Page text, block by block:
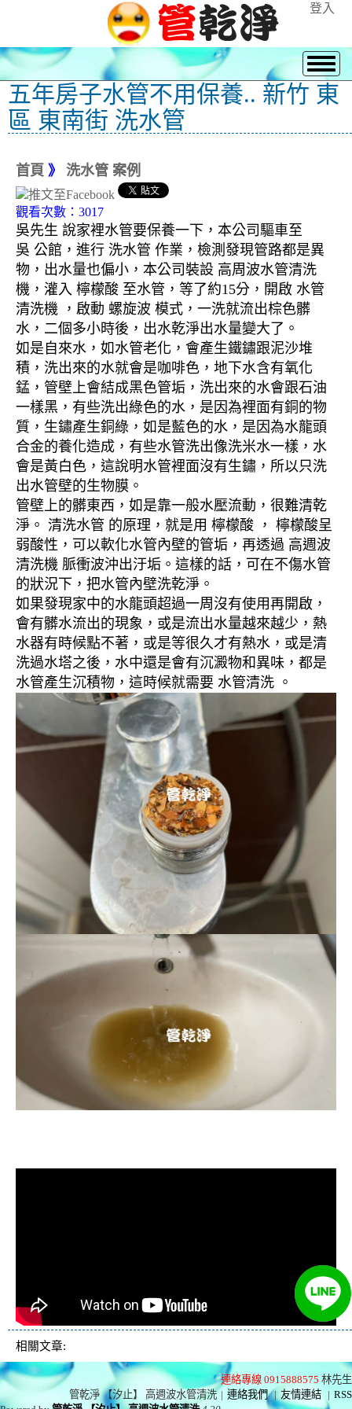
登入
五年房子水管不用保養.. 新竹 東
區 東南街 洗水管
首頁 》 洗水管 案例
觀看次數：3017
吳先生 說家裡水管要保養一下，本公司驅車至
吳 公館，進行 洗水管 作業，檢測發現管路都是異
物，出水量也偏小，本公司裝設 高周波水管清洗
機，灌入 檸檬酸 至水管，等了約15分，開啟 水管
清洗機 ，啟動 螺旋波 模式，一洗就流出棕色髒
水，二個多小時後，出水乾淨出水量變大了。
如是自來水，如水管老化，會產生鐵鏽跟泥沙堆
積，洗出來的水就會是咖啡色，地下水含有氧化
錳，管壁上會結成黑色管垢，洗出來的水會跟石油
一樣黑，有些洗出綠色的水，是因為裡面有銅的物
質，生鏽產生銅綠，如是藍色的水，是因為水龍頭
合金的養化造成，有些水管洗出像洗米水一樣，水
會是黃白色，這說明水管裡面沒有生鏽，所以只洗
出水管壁的生物膜。
管壁上的髒東西，如是靠一般水壓流動，很難清乾
淨。 清洗水管 的原理，就是用 檸檬酸 ， 檸檬酸呈
弱酸性，可以軟化水管內壁的管垢，再透過 高週波
清洗機 脈衝波沖出汙垢。這樣的話，可在不傷水管
的狀況下，把水管內壁洗乾淨。
如果發現家中的水龍頭超過一周沒有使用再開啟，
會有髒水流出的現象，或是流出水量越來越少，熱
水器有時候點不著，或是等很久才有熱水，或是清
洗過水塔之後，水中還是會有沉澱物和異味，都是
水管產生沉積物，這時候就需要 水管清洗 。
相關文章:
連絡專線 0915888575 林先生
管乾淨 【汐止】 高週波水管清洗 | 連絡我們 | 友情連結 | RSS